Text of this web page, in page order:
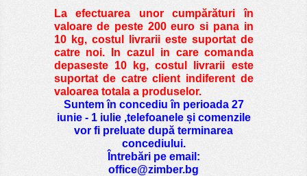
La efectuarea unor cumpărături în
valoare de peste200 euro si pana in
10 kg, costul livrarii este suportat de
catre noi. In cazul in care comanda
depaseste 10 kg, costul livrarii este
suportat de catre client indiferent de
valoarea totala a produselor.
Suntem în concediu în perioada 27
iunie - 1 iulie ,telefoanele și comenzile
vor fi preluate după terminarea
concediului.
Întrebări pe email:
office@zimber.bg